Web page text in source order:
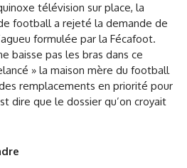
télévision sur place, la
football a rejeté la demande de
formulée par la Fécafoot.
baisse pas les bras dans ce
» la maison mère du football
remplacements en priorité pour
dire que le dossier qu’on croyait